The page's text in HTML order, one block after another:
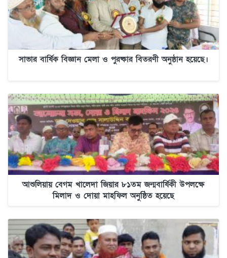
সাভার বার্ষিক বিজ্ঞান মেলা ও পুরষ্কার বিতরণী অনুষ্ঠান হয়েছে।
আশুলিয়ায় বেগম খালেদা জিয়ার ৮১তম জন্মবার্ষিকী উপলক্ষে
মিলাদ ও দোয়া মাহফিল অনুষ্ঠিত হয়েছে